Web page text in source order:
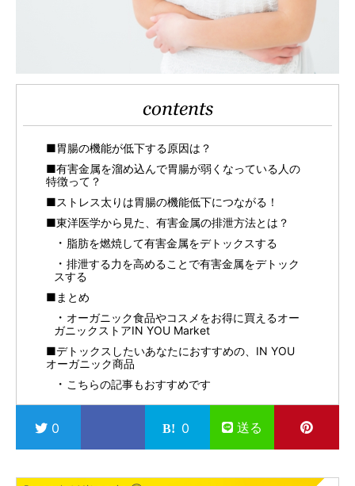
contents
■胃腸の機能が低下する原因は？
■有害金属を溜め込んで胃腸が弱くなっている人の
特徴って？
■ストレス太りは胃腸の機能低下につながる！
■東洋医学から見た、有害金属の排泄方法とは？
脂肪を燃焼して有害金属をデトックスする
排泄する力を高めることで有害金属をデトック
スする
■まとめ
オーガニック食品やコスメをお得に買えるオー
ガニックストアIN YOU Market
■デトックスしたいあなたにおすすめの、IN YOU
オーガニック商品
こちらの記事もおすすめです
0 0 送る